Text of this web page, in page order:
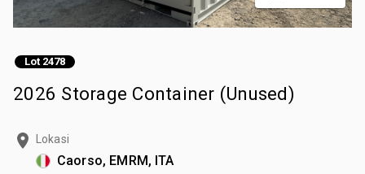
Lot 2478
2026 Storage Container (Unused)
Lokasi
Caorso, EMRM, ITA